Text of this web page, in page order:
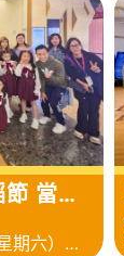
當代
期六）進